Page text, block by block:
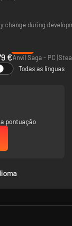
change during
€Anvil Saga - PC
Todas as línguas
pontuação